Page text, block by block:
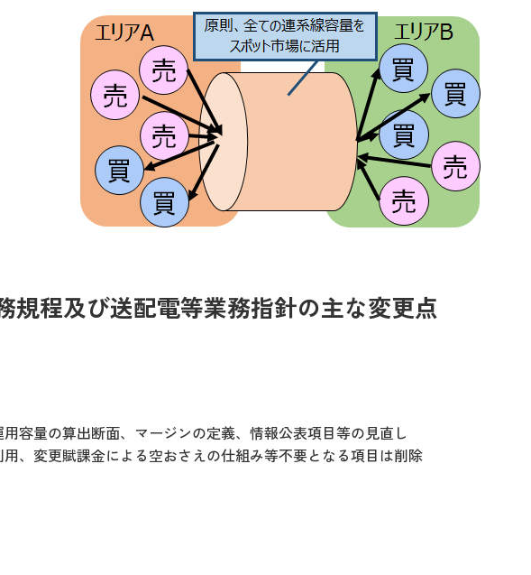
規程及び送配電等業務指針の主な変更点
容量の算出断面、マージンの定義、情報公表項目等の見直し
変更賦課金による空おさえの仕組み等不要となる項目は削除